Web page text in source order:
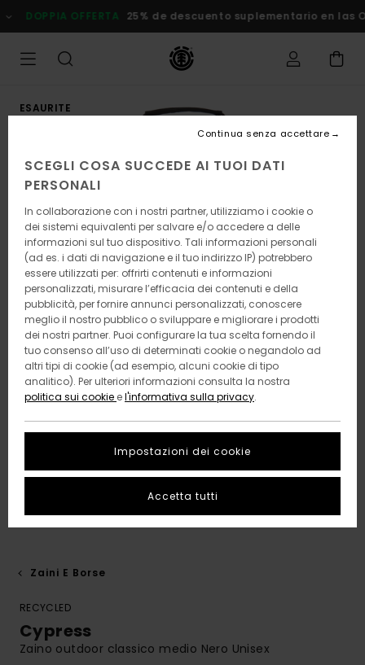
alle
informazioni
prodotto
OFFERTA 25% de descuento suplementario en las
ESAURITE
Zaini E Borse
RECYCLED
Cypress
Zaino outdoor classico medio Nero Unisex
SCEGLI COSA SUCCEDE AI TUOI DATI
PERSONALI
In collaborazione con i nostri partner, utilizziamo i cookie o
dei sistemi equivalenti per salvare e/o accedere a delle
informazioni sul tuo dispositivo. Tali informazioni personali
(ad es. i dati di navigazione e il tuo indirizzo IP) potrebbero
essere utilizzati per: offrirti contenuti e informazioni
personalizzati, misurare l’efficacia dei contenuti e della
pubblicità, per fornire annunci personalizzati, conoscere
meglio il nostro pubblico o sviluppare e migliorare i prodotti
dei nostri partner. Puoi configurare la tua scelta fornendo il
tuo consenso all’uso di determinati cookie o negandolo ad
altri tipi di cookie (ad esempio, alcuni cookie di tipo
analitico). Per ulteriori informazioni consulta la nostra
politica sui cookie el'informativa sulla privacy.
Impostazioni dei cookie
Continua senza accettare
Accetta tutti